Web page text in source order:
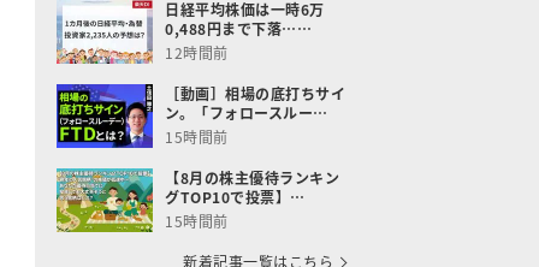
日経平均株価は一時6万
0,488円まで下落……
12時間前
［動画］相場の底打ちサイ
ン。「フォロースルー…
15時間前
【8月の株主優待ランキン
グTOP10で投票】…
15時間前
新着記事一覧はこちら